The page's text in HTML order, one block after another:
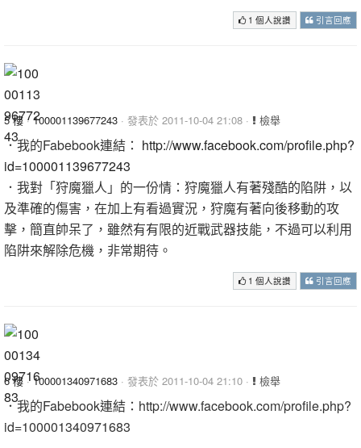
1 個人說讚 引言回應
5 樓·100001139677243 · 發表於 2011-10-04 21:08 · 檢舉
．我的Fabebook連結： http://www.facebook.com/profile.php?
id=100001139677243
．我對「狩魔獵人」的一份情：狩魔獵人有著殘酷的陷阱，以
及準確的傷害，在加上有看過實況，狩魔有著向後移動的攻
擊，簡直帥呆了，雖然有有限的近戰武器技能，不過可以利用
陷阱來解除危機，非常期待。
1 個人說讚 引言回應
6 樓·100001340971683 · 發表於 2011-10-04 21:10 · 檢舉
．我的Fabebook連結：http://www.facebook.com/profile.php?
id=100001340971683